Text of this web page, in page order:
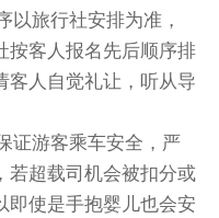
以旅行社安排为准，
按客人报名先后顺序排
客人自觉礼让，听从导
证游客乘车安全，严
若超载司机会被扣分或
即使是手抱婴儿也会安